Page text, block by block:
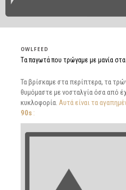
OWLFEED
Tα παγωτά που τρώγαμε με μανία
Τα βρίσκαμε στα περίπτερα, τα
θυμόμαστε με νοσταλγία όσα από
κυκλοφορία. Αυτά είναι τα
90s :